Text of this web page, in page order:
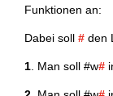
Funktionen an:
Dabei soll # den
1 . Man soll #w#